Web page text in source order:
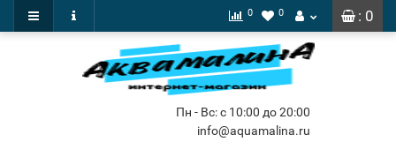
: 0
0 0
Пн - Вс: с 10:00 до 20:00
info@aquamalina.ru